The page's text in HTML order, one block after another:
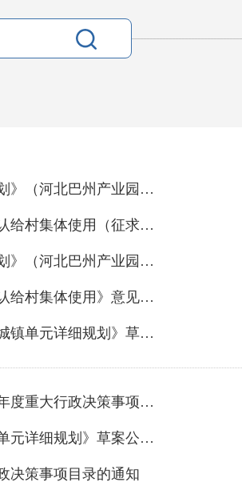
关于征求《焉耆工业园区城镇单元详细规划》（河北巴州产业园和酿酒葡萄产业园）草案意见的意见征集结果
关于公开征求《焉耆县将国有土地依法确认给村集体使用（征求意见稿）》的意见征集结果
关于征求《焉耆工业园区城镇单元详细规划》（河北巴州产业园和酿酒葡萄产业园）草案意见的公告
关于公开征求《焉耆县将国有土地依法确认给村集体使用》意见的公告
关于公开征求《焉耆回族自治县中心城区城镇单元详细规划》草案公示（公众征求意见稿）社会公众意见的征集结...
关于印发《焉耆回族自治县人民政府2026年度重大行政决策事项目录》的通知
关于征求《焉耆回族自治县中心城区城镇单元详细规划》草案公示（公众征求意见稿）社会公众意见及建议的函
决策事项目录的通知